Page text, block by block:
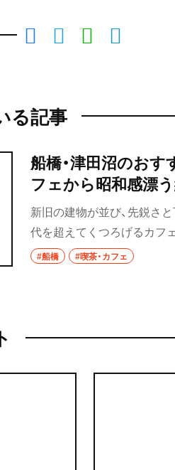
る記事
船橋・津田沼のおす
フェから昭和感漂
新旧の建物が並び、先鋭さ
代を超えてくつろげるカフ
のどかな会話、静寂を埋め
#船橋 #喫茶・カフェ